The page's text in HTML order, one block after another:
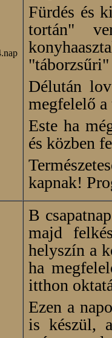
Fürdés és
tortán"
Délután
megfelelő a
Este ha
és közben
kapnak!
B
majd
helyszín a
ha
itthon
Ezen a
is készül,